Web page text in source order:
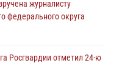
напомнил гражданам о
разведчик ВСУ на южном
журналисту
федерального округа
Росгвардии отметил 24-ю